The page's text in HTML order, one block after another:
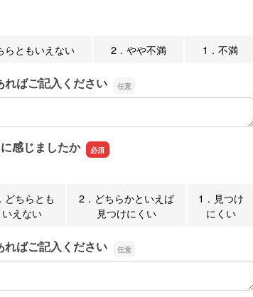
らともいえない 2．やや不満 1．不満
ばご記入ください
ばご記入ください
感じましたか
どちらとも
いえない
2．どちらかといえば
見つけにくい
1．見つけ
にくい
ばご記入ください
ばご記入ください